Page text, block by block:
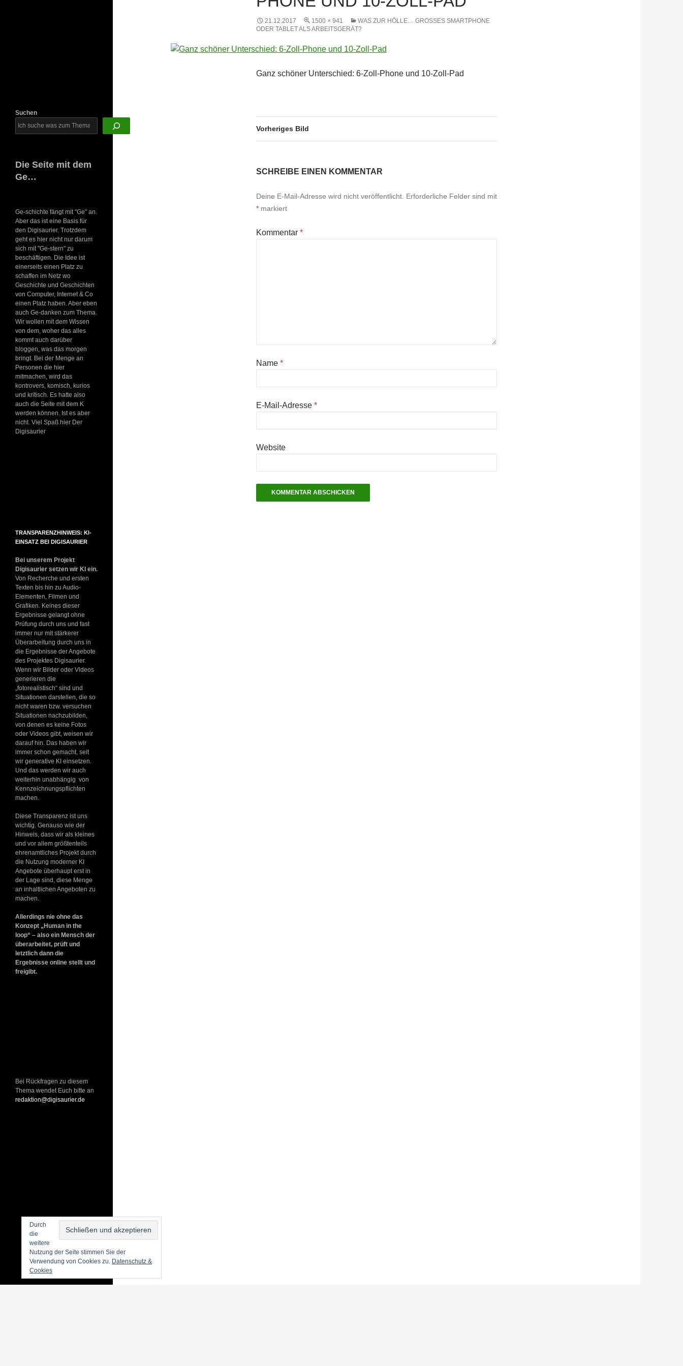
21.12.2017 1500 × 941
WAS ZUR HÖLLE… GROSSES SMARTPHONE O
DER TABLET ALS ARBEITSGERÄT?
Ganz schöner Unterschied: 6-Zoll-Phone und 10-Zoll-Pad
Vorheriges Bild
SCHREIBE EINEN KOMMENTAR
Deine E-Mail-Adresse wird nicht veröffentlicht. Erforderliche Felder sind mit
* markiert
Kommentar *
Name *
E-Mail-Adresse *
Website
Suchen
Die Seite mit dem
Ge…
Ge-schichte fängt mit "Ge" an.
Aber das ist eine Basis für
den Digisaurier. Trotzdem
geht es hier nicht nur darum
sich mit "Ge-stern" zu
beschäftigen. Die Idee ist
einerseits einen Platz zu
schaffen im Netz wo
Geschichte und Geschichten
von Computer, Internet & Co
einen Platz haben. Aber eben
auch Ge-danken zum Thema.
Wir wollen mit dem Wissen
von dem, woher das alles
kommt auch darüber
bloggen, was das morgen
bringt. Bei der Menge an
Personen die hier
mitmachen, wird das
kontrovers, komisch, kurios
und kritisch. Es hatte also
auch die Seite mit dem K
werden können. Ist es aber
nicht. Viel Spaß hier Der
Digisaurier
TRANSPARENZHINWEIS: KI-
EINSATZ BEI DIGISAURIER
Bei unserem Projekt
Digisaurier setzen wir KI ein.
Von Recherche und ersten
Texten bis hin zu Audio-
Elementen, Filmen und
Grafiken. Keines dieser
Ergebnisse gelangt ohne
Prüfung durch uns und fast
immer nur mit stärkerer
Überarbeitung durch uns in
die Ergebnisse der Angebote
des Projektes Digisaurier.
Wenn wir Bilder oder Videos
generieren die
„fotorealistisch“ sind und
Situationen darstellen, die so
nicht waren bzw. versuchen
Situationen nachzubilden,
von denen es keine Fotos
oder Videos gibt, weisen wir
darauf hin. Das haben wir
immer schon gemacht, seit
wir generative KI einsetzen.
Und das werden wir auch
weiterhin unabhängig von
Kennzeichnungspflichten
machen.
Diese Transparenz ist uns
wichtig. Genauso wie der
Hinweis, dass wir als kleines
und vor allem größtenteils
ehrenamtliches Projekt durch
die Nutzung moderner KI
Angebote überhaupt erst in
der Lage sind, diese Menge
an inhaltlichen Angeboten zu
machen.
Allerdings nie ohne das
Konzept „Human in the
loop“ – also ein Mensch der
überarbeitet, prüft und
letztlich dann die
Ergebnisse online stellt und
freigibt.
Bei Rückfragen zu diesem
Thema wendet Euch bitte an
redaktion@digisaurier.de
Durch
die
weitere
Nutzung der Seite stimmen Sie der
Verwendung von Cookies zu. Datenschutz &
Cookies